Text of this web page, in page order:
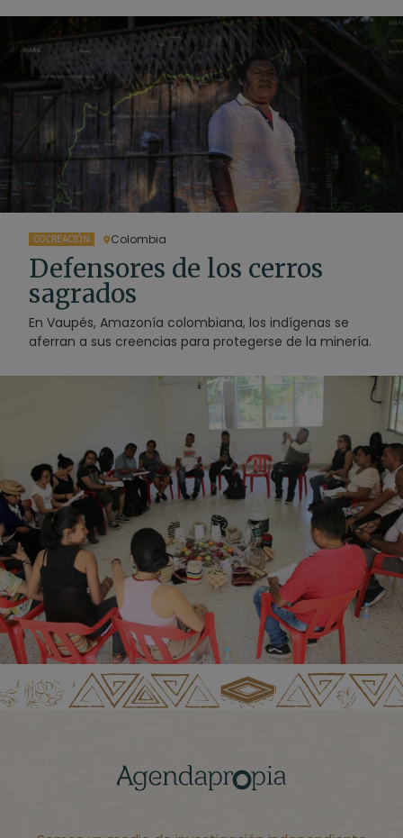
COCREACIÓN Colombia
Defensores de los cerros
sagrados
En Vaupés, Amazonía colombiana, los indígenas se
aferran a sus creencias para protegerse de la minería.